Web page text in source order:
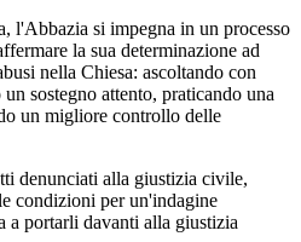
l'Abbazia si impegna in un processo
la sua determinazione ad
nella Chiesa: ascoltando con
sostegno attento, praticando una
un migliore controllo delle
denunciati alla giustizia civile,
condizioni per un'indagine
a portarli davanti alla giustizia